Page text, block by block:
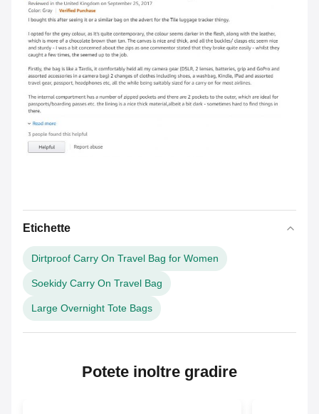
Etichette
Dirtproof Carry On Travel Bag for Women
Soekidy Carry On Travel Bag
Large Overnight Tote Bags
Potete inoltre gradire